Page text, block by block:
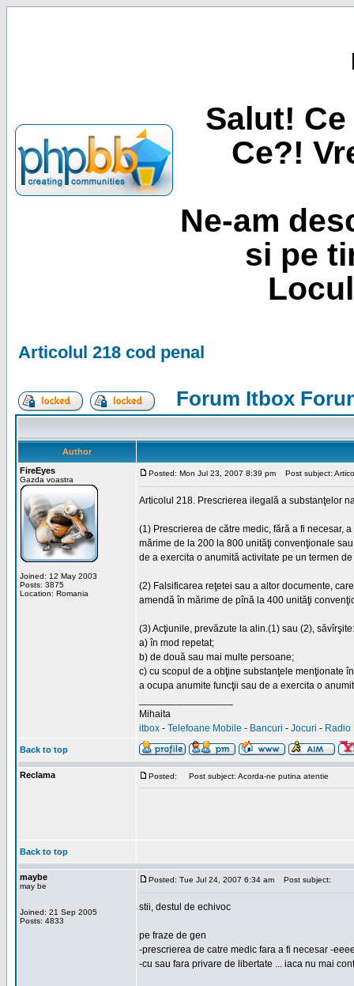
Salut!
Ce?!
Ne-am
si pe
Articolul 218 cod penal
Forum Itbox
Author
FireEyes
Gazda voastra
Joined: 12 May 2003
Posts: 3875
Location: Romania
Posted: Mon Jul 23, 2007 8:39 pm Post subject:
Articolul 218. Prescrierea ilegală a substanţelor
(1) Prescrierea de către medic, fără a fi necesar,
mărime de la 200 la 800 unităţi convenţionale
de a exercita o anumită activitate pe un termen
(2) Falsificarea reţetei sau a altor documente,
amendă în mărime de pînă la 400 unităţi
(3) Acţiunile, prevăzute la alin.(1) sau (2), săvîrşite:
a) în mod repetat;
b) de două sau mai multe persoane;
c) cu scopul de a obţine substanţele menţionate
a ocupa anumite funcţii sau de a exercita o
Mihaita
itbox - Telefoane Mobile - Bancuri - Jocuri - Radio
Back to top
Reclama Posted: Post subject: Acorda-ne putina atentie
Back to top
maybe
may be
Joined: 21 Sep 2005
Posts: 4833
Posted: Tue Jul 24, 2007 6:34 am Post subject:
stii, destul de echivoc
pe fraze de gen
-prescrierea de catre medic fara a fi necesar -
-cu sau fara privare de libertate ... iaca nu mai